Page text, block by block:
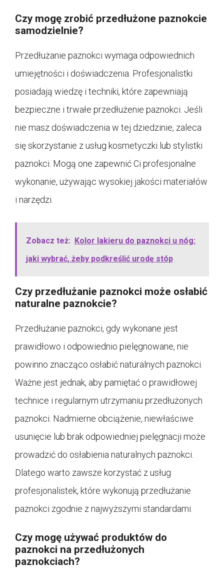
Czy mogę zrobić przedłużone paznokcie
samodzielnie?
Przedłużanie paznokci wymaga odpowiednich
umiejętności i doświadczenia. Profesjonalistki
posiadają wiedzę i techniki, które zapewniają
bezpieczne i trwałe przedłużenie paznokci. Jeśli
nie masz doświadczenia w tej dziedzinie, zaleca
się skorzystanie z usług kosmetyczki lub stylistki
paznokci. Mogą one zapewnić Ci profesjonalne
wykonanie, używając wysokiej jakości materiałów
i narzędzi.
Zobacz też: Kolor lakieru do paznokci u nóg:
jaki wybrać, żeby podkreślić urodę stóp
Czy przedłużanie paznokci może osłabić
naturalne paznokcie?
Przedłużanie paznokci, gdy wykonane jest
prawidłowo i odpowiednio pielęgnowane, nie
powinno znacząco osłabić naturalnych paznokci.
Ważne jest jednak, aby pamiętać o prawidłowej
technice i regularnym utrzymaniu przedłużonych
paznokci. Nadmierne obciążenie, niewłaściwe
usunięcie lub brak odpowiedniej pielęgnacji może
prowadzić do osłabienia naturalnych paznokci.
Dlatego warto zawsze korzystać z usług
profesjonalistek, które wykonują przedłużanie
paznokci zgodnie z najwyższymi standardami.
Czy mogę używać produktów do
paznokci na przedłużonych
paznokciach?